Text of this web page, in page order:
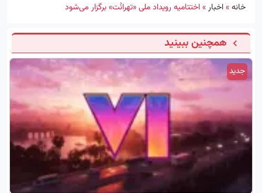
خانه»اخبار»اختتامیه رویداد ملی «تهرانُت» برگزار می‌شود
همچنین ببینید
جدید